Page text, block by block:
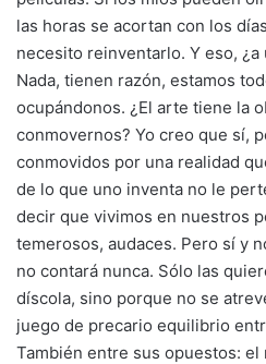
las horas se acortan con los
necesito reinventarlo. Y eso,
Nada, tienen razón, estamos
ocupándonos. ¿El arte tiene la
conmovernos? Yo creo que sí,
conmovidos por una realidad
de lo que uno inventa no le
decir que vivimos en nuestros
temerosos, audaces. Pero sí y
no contará nunca. Sólo las
díscola, sino porque no se
juego de precario equilibrio
También entre sus opuestos: el